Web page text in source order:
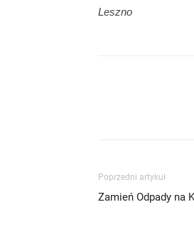
Leszno
Poprzedni artykuł
Zamień Odpady na